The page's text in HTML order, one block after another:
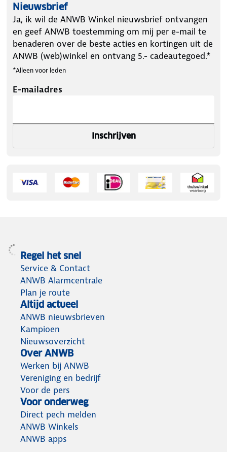
Nieuwsbrief
Ja, ik wil de ANWB Winkel nieuwsbrief ontvangen
en geef ANWB toestemming om mij per e-mail te
benaderen over de beste acties en kortingen uit de
ANWB (web)winkel en ontvang 5.- cadeautegoed.*
*Alleen voor leden
E-mailadres
Inschrijven
Regel het snel
Service & Contact
ANWB Alarmcentrale
Plan je route
Altijd actueel
ANWB nieuwsbrieven
Kampioen
Nieuwsoverzicht
Over ANWB
Werken bij ANWB
Vereniging en bedrijf
Voor de pers
Voor onderweg
Direct pech melden
ANWB Winkels
ANWB apps